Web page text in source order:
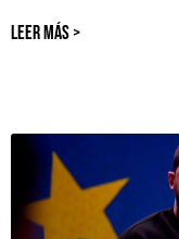
LEER MÁS >